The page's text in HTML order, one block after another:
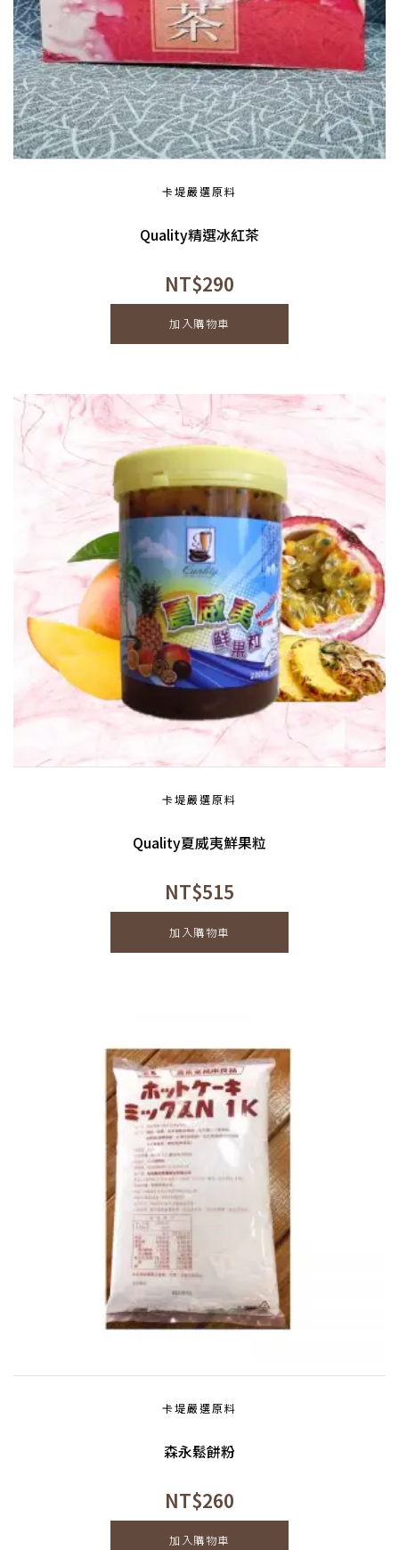
卡堤嚴選原料
Quality精選冰紅茶
NT$290
加入購物車
卡堤嚴選原料
Quality夏威夷鮮果粒
NT$515
加入購物車
卡堤嚴選原料
森永鬆餅粉
NT$260
加入購物車